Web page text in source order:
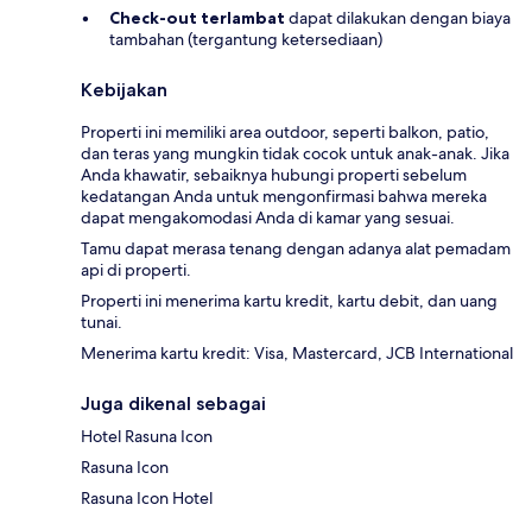
Check-out terlambat dapat dilakukan dengan biaya
tambahan (tergantung ketersediaan)
Kebijakan
Properti ini memiliki area outdoor, seperti balkon, patio,
dan teras yang mungkin tidak cocok untuk anak-anak. Jika
Anda khawatir, sebaiknya hubungi properti sebelum
kedatangan Anda untuk mengonfirmasi bahwa mereka
dapat mengakomodasi Anda di kamar yang sesuai.
Tamu dapat merasa tenang dengan adanya alat pemadam
api di properti.
Properti ini menerima kartu kredit, kartu debit, dan uang
tunai.
Menerima kartu kredit: Visa, Mastercard, JCB International
Juga dikenal sebagai
Hotel Rasuna Icon
Rasuna Icon
Rasuna Icon Hotel